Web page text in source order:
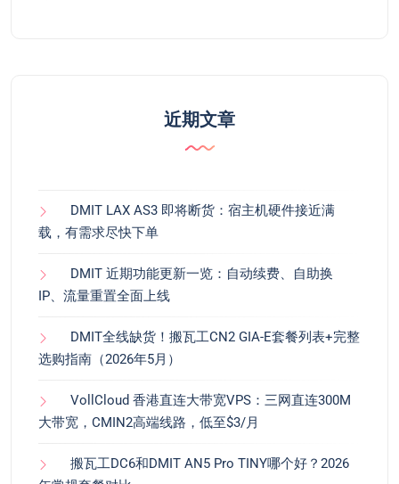
近期文章
DMIT LAX AS3 即将断货：宿主机硬件接近满
载，有需求尽快下单
DMIT 近期功能更新一览：自动续费、自助换
IP、流量重置全面上线
DMIT全线缺货！搬瓦工CN2 GIA-E套餐列表+完整
选购指南（2026年5月）
VollCloud 香港直连大带宽VPS：三网直连300M
大带宽，CMIN2高端线路，低至$3/月
搬瓦工DC6和DMIT AN5 Pro TINY哪个好？2026